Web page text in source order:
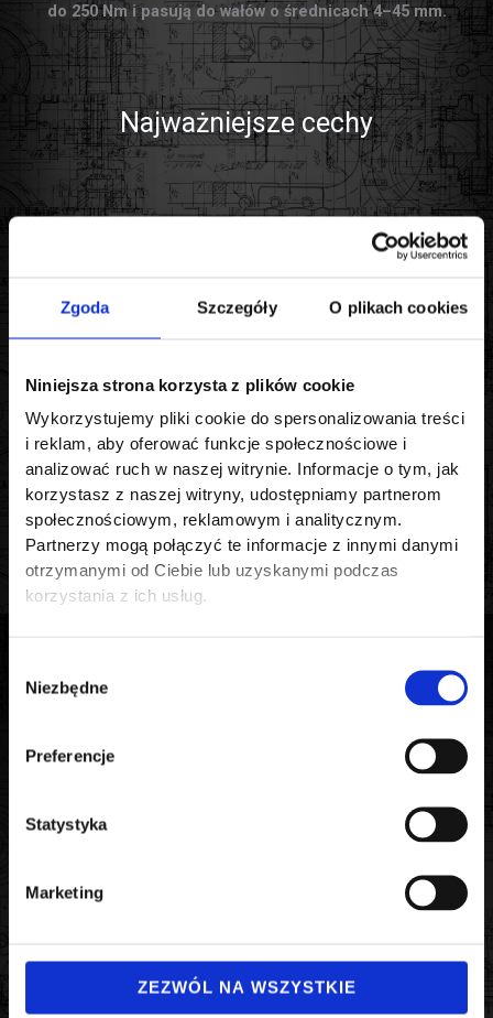
Zgoda Szczegóły O plikach cookies
Niniejsza strona korzysta z plików cookie
Wykorzystujemy pliki cookie do spersonalizowania treści
i reklam, aby oferować funkcje społecznościowe i
analizować ruch w naszej witrynie. Informacje o tym, jak
korzystasz z naszej witryny, udostępniamy partnerom
społecznościowym, reklamowym i analitycznym.
Partnerzy mogą połączyć te informacje z innymi danymi
otrzymanymi od Ciebie lub uzyskanymi podczas
korzystania z ich usług.
zgody
Niezbędne
Preferencje
Statystyka
Marketing
ZEZWÓL NA WSZYSTKIE
do 250 Nm i pasują do wałów o średnicach 4–45 mm.
Najważniejsze cechy
Kompensacja przemieszczeń liniowych, osiowych oraz
Wysoka precyzja i
pochłanianie wibracji.
Budowa sprzęgieł na podstawie serii
Servoflex modelu SFC
Wysoka sztywność i niska bezwładność